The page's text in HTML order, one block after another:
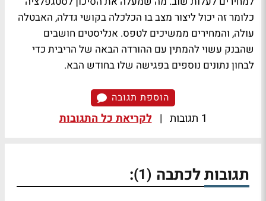
כלומר זה יכול ליצור מצב בו הכלכלה בקושי גדלה, האבטלה
עולה, והמחירים ממשיכים לטפס. אנליסטים חושבים
שהבנק עשוי להמתין עם ההורדה הבאה של הריבית כדי
לבחון נתונים נוספים בפגישה שלו בחודש הבא.
הוספת תגובה
1 תגובות | לקריאת כל התגובות
תגובות לכתבה (1)
: